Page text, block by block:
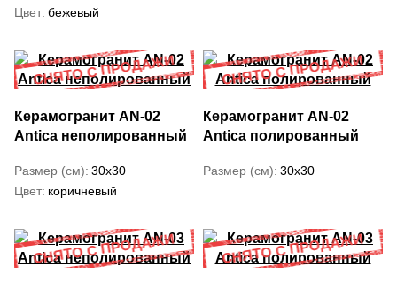
Цвет бежевый
Керамогранит AN-02
Antica неполированный
Размер (см) 30x30
Цвет коричневый
Керамогранит AN-02
Antica полированный
Размер (см) 30x30